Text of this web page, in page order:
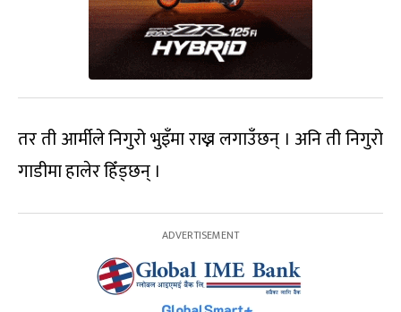
तर ती आर्मीले निगुरो भुइँमा राख्न लगाउँछन् । अनि ती निगुरो
गाडीमा हालेर हिँड्छन् ।